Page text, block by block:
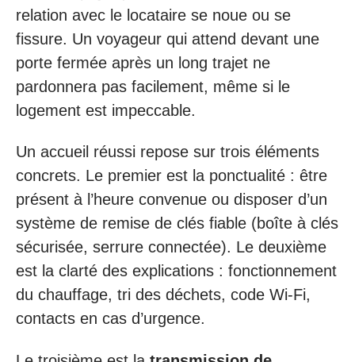
relation avec le locataire se noue ou se
fissure. Un voyageur qui attend devant une
porte fermée après un long trajet ne
pardonnera pas facilement, même si le
logement est impeccable.
Un accueil réussi repose sur trois éléments
concrets. Le premier est la ponctualité : être
présent à l’heure convenue ou disposer d’un
système de remise de clés fiable (boîte à clés
sécurisée, serrure connectée). Le deuxième
est la clarté des explications : fonctionnement
du chauffage, tri des déchets, code Wi-Fi,
contacts en cas d’urgence.